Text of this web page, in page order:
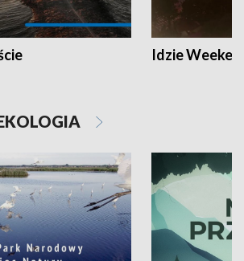
Idzie